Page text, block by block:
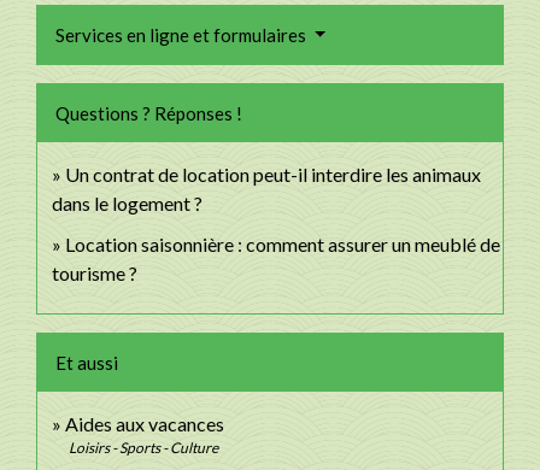
Services en ligne et formulaires
Questions ? Réponses !
Un contrat de location peut-il interdire les animaux
dans le logement ?
Location saisonnière : comment assurer un meublé de
tourisme ?
Et aussi
Aides aux vacances
Loisirs - Sports - Culture